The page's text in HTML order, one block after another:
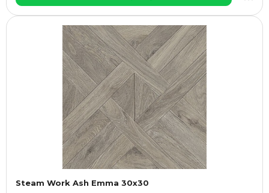
Steam Work Ash Emma 30x30